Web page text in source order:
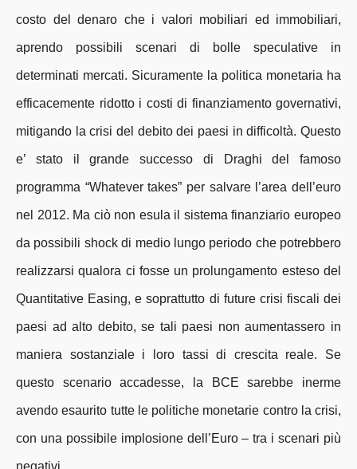
costo del denaro che i valori mobiliari ed immobiliari,
aprendo possibili scenari di bolle speculative in
determinati mercati. Sicuramente la politica monetaria ha
efficacemente ridotto i costi di finanziamento governativi,
mitigando la crisi del debito dei paesi in difficoltà. Questo
e’ stato il grande successo di Draghi del famoso
programma “Whatever takes” per salvare l’area dell’euro
nel 2012. Ma ciò non esula il sistema finanziario europeo
da possibili shock di medio lungo periodo che potrebbero
realizzarsi qualora ci fosse un prolungamento esteso del
Quantitative Easing, e soprattutto di future crisi fiscali dei
paesi ad alto debito, se tali paesi non aumentassero in
maniera sostanziale i loro tassi di crescita reale. Se
questo scenario accadesse, la BCE sarebbe inerme
avendo esaurito tutte le politiche monetarie contro la crisi,
con una possibile implosione dell’Euro – tra i scenari più